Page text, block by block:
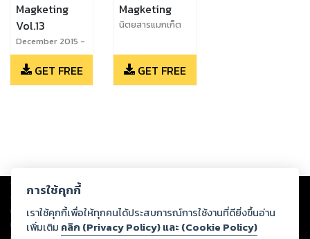
Magketing
Vol.13
December 2015 -
January 2016
GET FREE
Magketing
นิตยสารแมกเก็ต
ฉบับ 77
GET FREE
Copyright © 2026
ต่อผลงานหรือเนื้อหาใดที่อัปโหลดผ่านเว็บไซต์และปรากฏว่าละเมิดสิทธิใน
ทรัพย์สินทางปัญญาของบุคคลอื่นหรือขัดต่อกฎหมายและศีลธรรม ดังนั้น ผู้อ่าน
ทุกท่านโปรดใช้วิจารณญาณในการกลั่นกรองด้วยตนเอง และหากท่านพบว่าส่วน
การใช้คุกกี้
เราใช้คุกกี้เพื่อให้ทุกคนได้ประสบการณ์การใช้งานที่ดียิ่งขึ้นอ่าน
เพิ่มเติม คลิก (Privacy Policy) และ (Cookie Policy)